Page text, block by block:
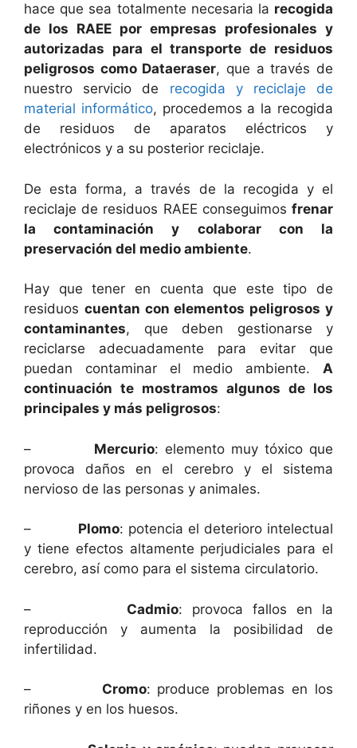
hace que sea totalmente necesaria la recogida
de los RAEE por empresas profesionales y
autorizadas para el transporte de residuos
peligrosos como Dataeraser, que a través de
nuestro servicio de recogida y reciclaje de
material informático, procedemos a la recogida
de residuos de aparatos eléctricos y
electrónicos y a su posterior reciclaje.
De esta forma, a través de la recogida y el
reciclaje de residuos RAEE conseguimos frenar
la contaminación y colaborar con la
preservación del medio ambiente.
Hay que tener en cuenta que este tipo de
residuos cuentan con elementos peligrosos y
contaminantes, que deben gestionarse y
reciclarse adecuadamente para evitar que
puedan contaminar el medio ambiente. A
continuación te mostramos algunos de los
principales y más peligrosos:
– Mercurio: elemento muy tóxico que
provoca daños en el cerebro y el sistema
nervioso de las personas y animales.
– Plomo: potencia el deterioro intelectual
y tiene efectos altamente perjudiciales para el
cerebro, así como para el sistema circulatorio.
– Cadmio: provoca fallos en la
reproducción y aumenta la posibilidad de
infertilidad.
– Cromo: produce problemas en los
riñones y en los huesos.